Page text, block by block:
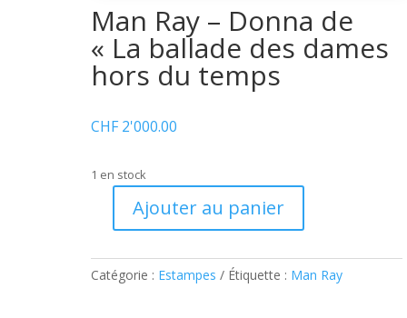
Man Ray – Donna de
« La ballade des dames
hors du temps
CHF 2'000.00
1 en stock
quantité
Man
Ray
Ajouter au panier
Catégorie : Estampes Étiquette : Man Ray